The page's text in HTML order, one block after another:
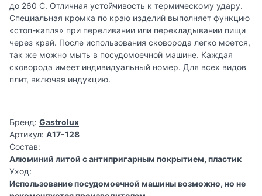
до 260 С. Отличная устойчивость к термическому удару.
Специальная кромка по краю изделий выполняет функцию
«стоп-капля» при переливании или перекладывании пищи
через край. После использования сковорода легко моется,
так же можно мыть в посудомоечной машине. Каждая
сковорода имеет индивидуальный номер. Для всех видов
плит, включая индукцию.
Бренд: Gastrolux
Артикул: A17-128
Состав:
Алюминий литой с антипригарным покрытием, пластик
Уход:
Использование посудомоечной машины возможно, но не